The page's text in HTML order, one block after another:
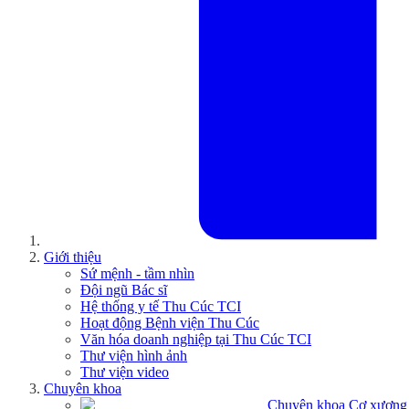
Giới thiệu
Sứ mệnh - tầm nhìn
Đội ngũ Bác sĩ
Hệ thống y tế Thu Cúc TCI
Hoạt động Bệnh viện Thu Cúc
Văn hóa doanh nghiệp tại Thu Cúc TCI
Thư viện hình ảnh
Thư viện video
Chuyên khoa
Chuyên khoa Cơ